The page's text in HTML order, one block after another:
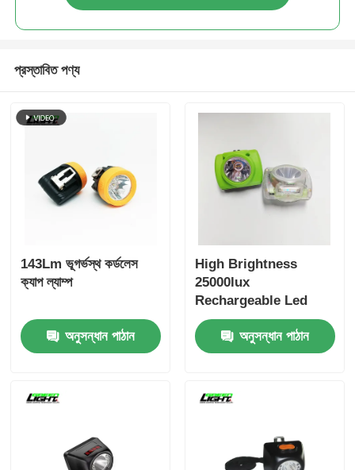
প্রস্তাবিত পণ্য
143Lm ভূগর্ভস্থ কর্ডলেস
ক্যাপ ল্যাম্প
অনুসন্ধান পাঠান
High Brightness
25000lux
Rechargeable Led
Wireless Mining
Helmet Lamps Mining
Cap Lamp IP68
অনুসন্ধান পাঠান